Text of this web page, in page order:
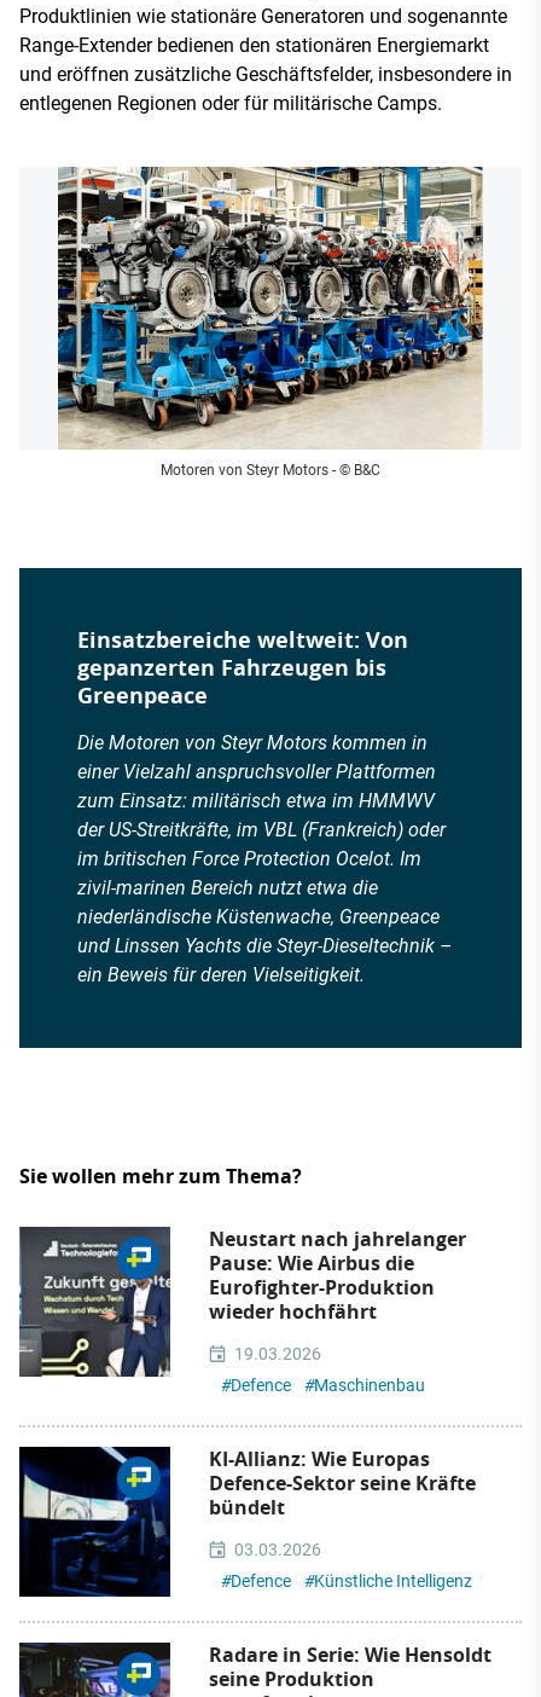
Produktlinien wie stationäre Generatoren und sogenannte
Range-Extender bedienen den stationären Energiemarkt
und eröffnen zusätzliche Geschäftsfelder, insbesondere in
entlegenen Regionen oder für militärische Camps.
Motoren von Steyr Motors - © B&C
Einsatzbereiche weltweit: Von
gepanzerten Fahrzeugen bis
Greenpeace
Die Motoren von Steyr Motors kommen in
einer Vielzahl anspruchsvoller Plattformen
zum Einsatz: militärisch etwa im HMMWV
der US-Streitkräfte, im VBL (Frankreich) oder
im britischen Force Protection Ocelot. Im
zivil-marinen Bereich nutzt etwa die
niederländische Küstenwache, Greenpeace
und Linssen Yachts die Steyr-Dieseltechnik –
ein Beweis für deren Vielseitigkeit.
Sie wollen mehr zum Thema?
Neustart nach jahrelanger
Pause: Wie Airbus die
Eurofighter-Produktion
wieder hochfährt
19.03.2026
#Defence #Maschinenbau
KI-Allianz: Wie Europas
Defence-Sektor seine Kräfte
bündelt
03.03.2026
#Defence #Künstliche Intelligenz
Radare in Serie: Wie Hensoldt
seine Produktion